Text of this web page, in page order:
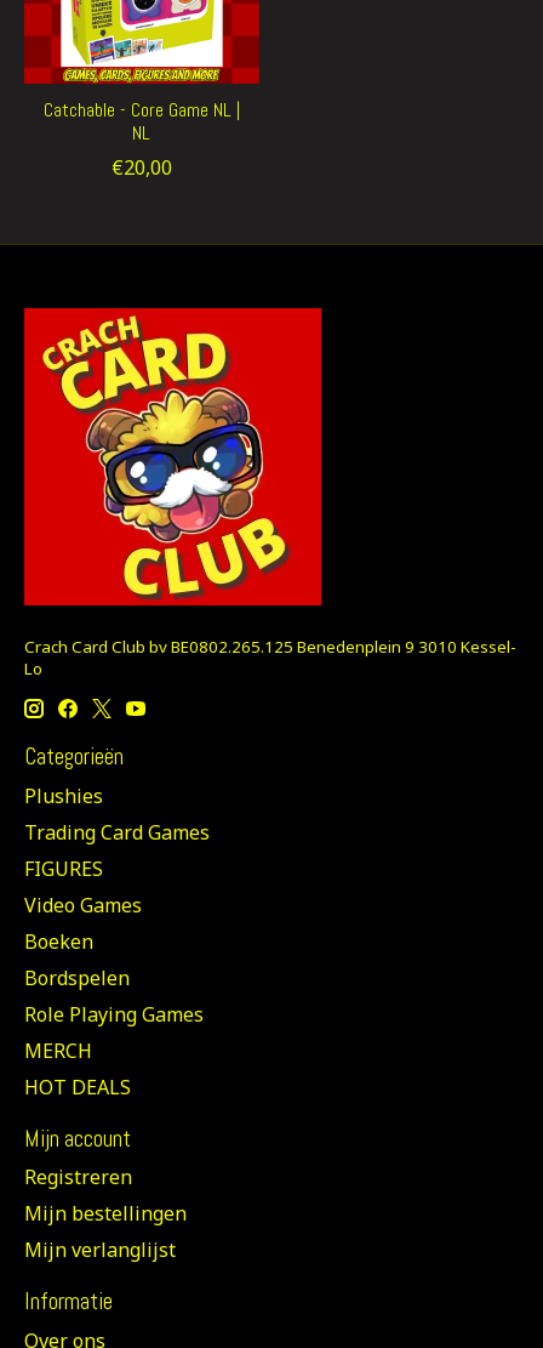
Catchable - Core Game NL |
NL
€20,00
Crach Card Club bv BE0802.265.125 Benedenplein 9 3010 Kessel-
Lo
Categorieën
Plushies
Trading Card Games
FIGURES
Video Games
Boeken
Bordspelen
Role Playing Games
MERCH
HOT DEALS
Mijn account
Registreren
Mijn bestellingen
Mijn verlanglijst
Informatie
Over ons